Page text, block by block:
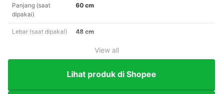
Panjang (saat
dipakai)
60 cm
Lebar (saat dipakai) 48 cm
View all
Lihat produk di Shopee